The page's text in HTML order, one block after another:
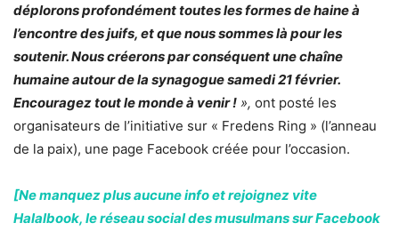
déplorons profondément toutes les formes de haine à
l’encontre des juifs, et que nous sommes là pour les
soutenir. Nous créerons par conséquent une chaîne
humaine autour de la synagogue samedi 21 février.
Encouragez tout le monde à venir ! », ont posté les
organisateurs de l’initiative sur « Fredens Ring » (l’anneau
de la paix), une page Facebook créée pour l’occasion.
[Ne manquez plus aucune info et rejoignez vite
Halalbook, le réseau social des musulmans sur Facebook